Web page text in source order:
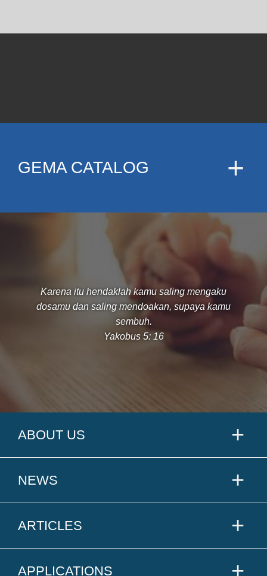
GEMA CATALOG
Karena itu hendaklah kamu saling mengaku
dosamu dan saling mendoakan, supaya kamu
sembuh.
Yakobus 5: 16
ABOUT US
NEWS
ARTICLES
APPLICATIONS